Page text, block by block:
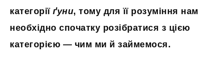
категорії ґуни, тому для її розуміння нам
необхідно спочатку розібратися з цією
категорією — чим ми й займемося.